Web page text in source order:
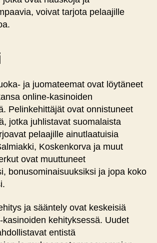
voivat tarjota pelaajille
ja juomateemat ovat löytäneet
online-kasinoiden
Pelinkehittäjät ovat onnistuneet
jotka juhlistavat suomalaista
pelaajille ainutlaatuisia
Koskenkorva ja muut
ovat muuttuneet
bonusominaisuuksiksi ja jopa koko
ja sääntely ovat keskeisiä
kehityksessä. Uudet
entistä